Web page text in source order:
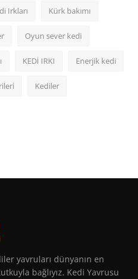
Irkları Kürk bakımı
Oyun sever kedi
KEDİ IRKI Enerjik kedi
Kediler
yavruları dünyanın en
bağlıyız. Kedi Yavrusu